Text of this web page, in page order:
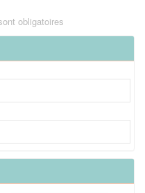
obligatoires